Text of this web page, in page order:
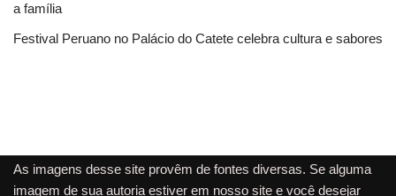
a família
Festival Peruano no Palácio do Catete celebra cultura e sabores
As imagens desse site provêm de fontes diversas. Se alguma
imagem de sua autoria estiver em nosso site e você desejar